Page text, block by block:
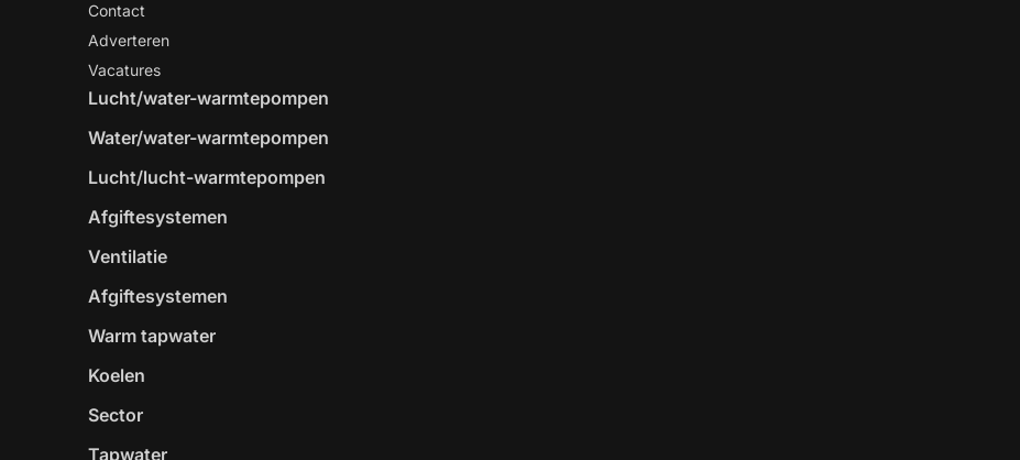
Contact
Adverteren
Vacatures
Lucht/water-warmtepompen
Water/water-warmtepompen
Lucht/lucht-warmtepompen
Afgiftesystemen
Ventilatie
Afgiftesystemen
Warm tapwater
Koelen
Sector
Tapwater